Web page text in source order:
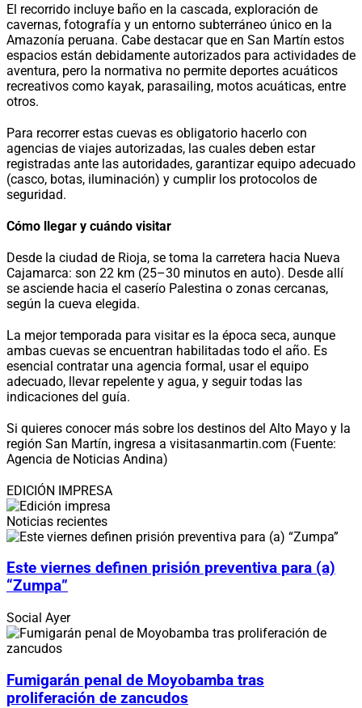
El recorrido incluye baño en la cascada, exploración de
cavernas, fotografía y un entorno subterráneo único en la
Amazonía peruana. Cabe destacar que en San Martín estos
espacios están debidamente autorizados para actividades de
aventura, pero la normativa no permite deportes acuáticos
recreativos como kayak, parasailing, motos acuáticas, entre
otros.
Para recorrer estas cuevas es obligatorio hacerlo con
agencias de viajes autorizadas, las cuales deben estar
registradas ante las autoridades, garantizar equipo adecuado
(casco, botas, iluminación) y cumplir los protocolos de
seguridad.
Cómo llegar y cuándo visitar
Desde la ciudad de Rioja, se toma la carretera hacia Nueva
Cajamarca: son 22 km (25–30 minutos en auto). Desde allí
se asciende hacia el caserío Palestina o zonas cercanas,
según la cueva elegida.
La mejor temporada para visitar es la época seca, aunque
ambas cuevas se encuentran habilitadas todo el año. Es
esencial contratar una agencia formal, usar el equipo
adecuado, llevar repelente y agua, y seguir todas las
indicaciones del guía.
Si quieres conocer más sobre los destinos del Alto Mayo y la
región San Martín, ingresa a visitasanmartin.com (Fuente:
Agencia de Noticias Andina)
EDICIÓN IMPRESA
Noticias recientes
Este viernes definen prisión preventiva para (a)
“Zumpa”
Social Ayer
Fumigarán penal de Moyobamba tras
proliferación de zancudos